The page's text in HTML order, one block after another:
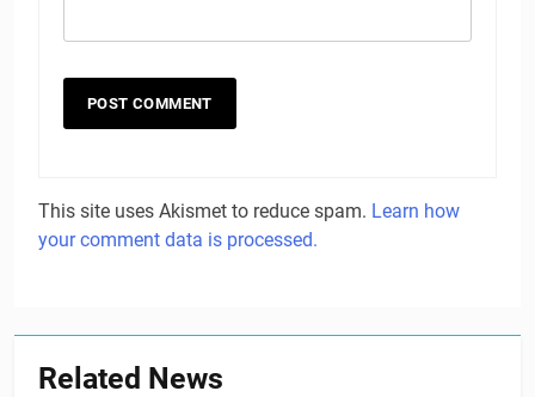
This site uses Akismet to reduce spam. Learn how
your comment data is processed.
Related News